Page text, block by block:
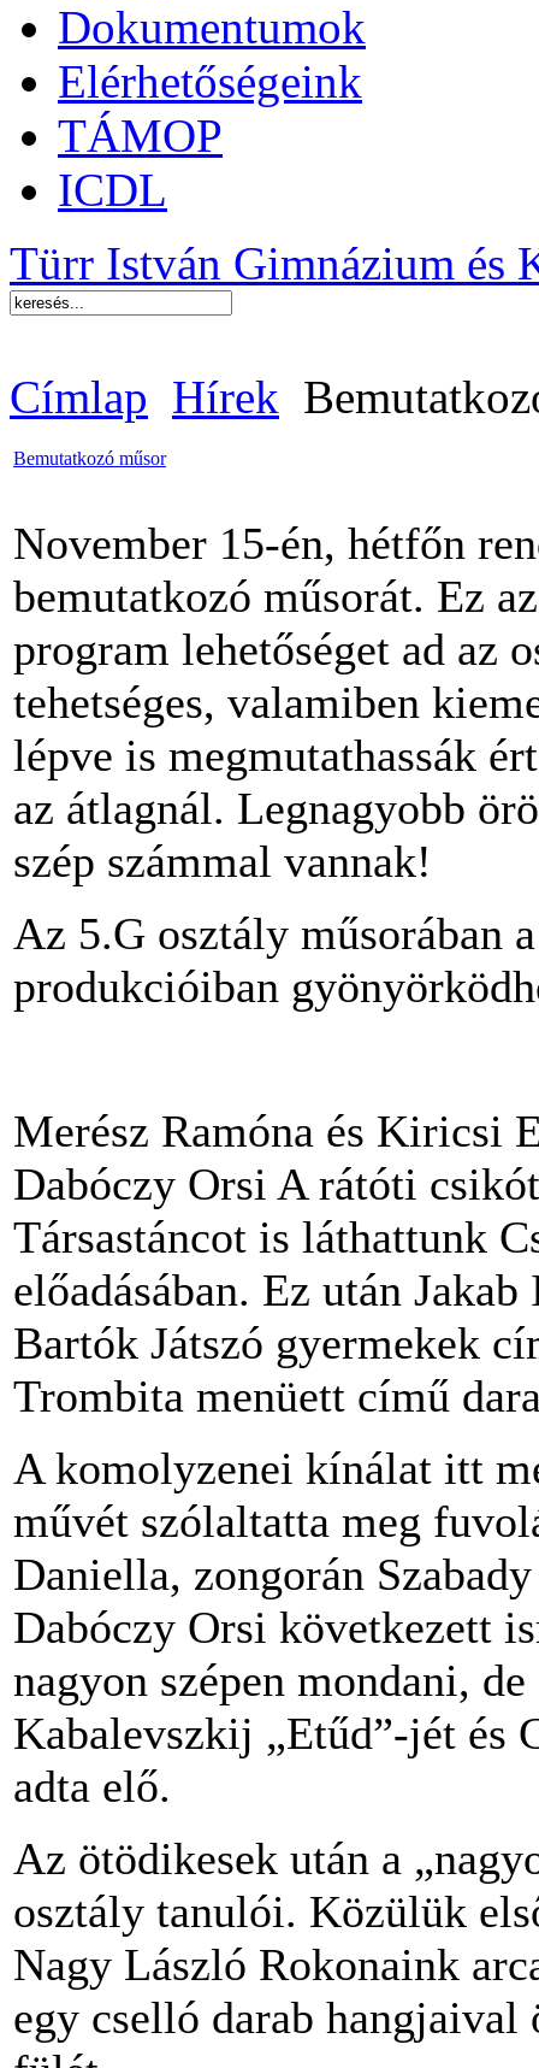
Dokumentumok
Elérhetőségeink
TÁMOP
ICDL
Türr István Gimnázium és
Címlap Hírek
Bemutatkozó műsor
November 15-én, hétfőn
bemutatkozó műsorát. Ez
program lehetőséget ad az
tehetséges, valamiben
lépve is megmutathassák
az átlagnál. Legnagyobb
szép számmal vannak!
Az 5.G osztály műsorában
produkcióiban
Merész Ramóna és Kiricsi
Dabóczy Orsi A rátóti
Társastáncot is láthattunk
előadásában. Ez után
Bartók Játszó gyermekek
Trombita menüett című
A komolyzenei kínálat itt
művét szólaltatta meg
Daniella, zongorán
Dabóczy Orsi következett
nagyon szépen mondani,
Kabalevszkij „Etűd”-jét és
adta elő.
Az ötödikesek után a
osztály tanulói. Közülük
Nagy László Rokonaink
egy cselló darab hangjaival